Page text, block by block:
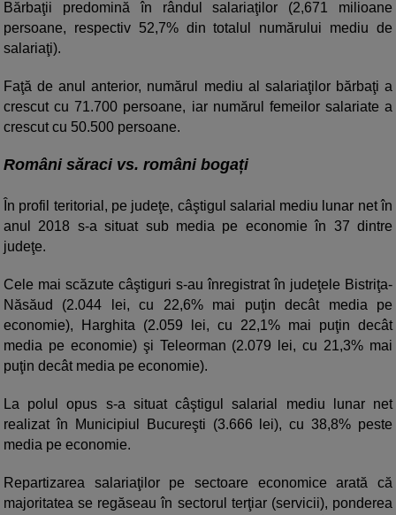
Bărbaţii predomină în rândul salariaţilor (2,671 milioane
persoane, respectiv 52,7% din totalul numărului mediu de
salariaţi).
Faţă de anul anterior, numărul mediu al salariaţilor bărbaţi a
crescut cu 71.700 persoane, iar numărul femeilor salariate a
crescut cu 50.500 persoane.
Români săraci vs. români bogați
În profil teritorial, pe judeţe, câştigul salarial mediu lunar net în
anul 2018 s-a situat sub media pe economie în 37 dintre
judeţe.
Cele mai scăzute câştiguri s-au înregistrat în judeţele Bistriţa-
Năsăud (2.044 lei, cu 22,6% mai puţin decât media pe
economie), Harghita (2.059 lei, cu 22,1% mai puţin decât
media pe economie) şi Teleorman (2.079 lei, cu 21,3% mai
puţin decât media pe economie).
La polul opus s-a situat câştigul salarial mediu lunar net
realizat în Municipiul Bucureşti (3.666 lei), cu 38,8% peste
media pe economie.
Repartizarea salariaţilor pe sectoare economice arată că
majoritatea se regăseau în sectorul terţiar (servicii), ponderea